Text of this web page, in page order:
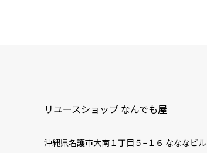
リユースショップ なんでも屋
沖縄県名護市大南１丁目５−１６ なななビル